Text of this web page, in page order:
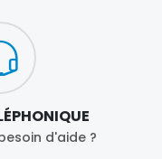
d'aide ?